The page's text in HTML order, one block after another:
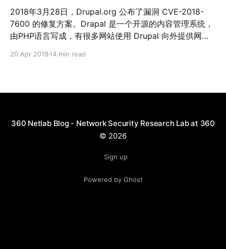
了组建挖矿型botnet。 2. 样本跟2018年分析的那批同
源，只是功能稍有变化，为最新变种。 3. 新版本仍然依赖
ngrok.io来分发样本和上报结果。 4. 扫描的端口和服务有
所变化，不再扫描Apache CouchDB和MODX服务，同时
2018年3月28日，Drupal.org 公布了漏洞 CVE-2018-
7600 的修复方案。Drapal 是一个开源的内容管理系统，
由PHP语言写成，有很多网站使用 Drupal 向外提供网页
以利用该漏洞完全控制网站。 从2018年4月13日开始，
期存在的僵尸网络家族。我们将其命名为 muhstik，这主
要是因为其二进制文件名和通信协议中多处包含了这个字
用了下面两组攻击载荷，这两组载荷占据了全部看到的载
20 Apr 2018 14 min read
360 Netlab Blog - Network Security Research Lab at 360
© 2026
Sign up
Powered by Ghost